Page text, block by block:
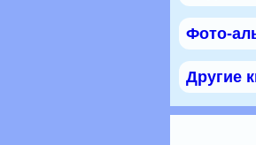
Фото-
Другие